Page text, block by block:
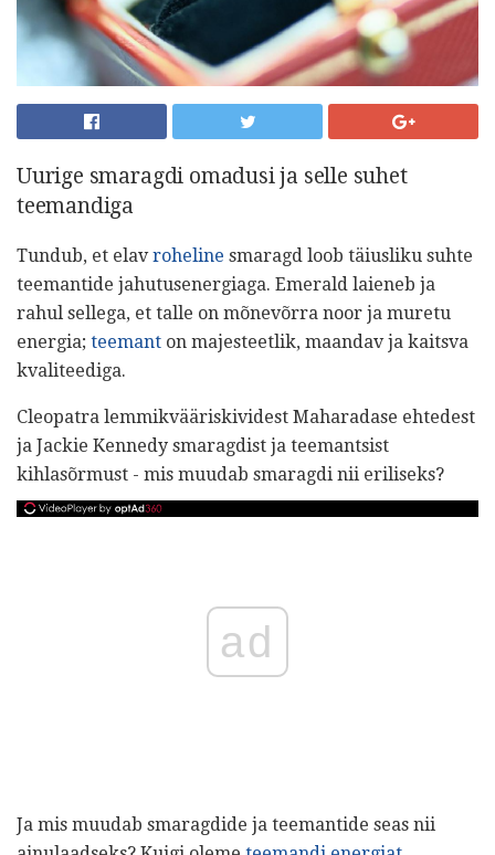
Uurige smaragdi omadusi ja selle suhet
teemandiga
Tundub, et elavroheline smaragd loob täiusliku suhte
teemantide jahutusenergiaga. Emerald laieneb ja
rahul sellega, et talle on mõnevõrra noor ja muretu
energia; teemant on majesteetlik, maandav ja kaitsva
kvaliteediga.
Cleopatra lemmikvääriskividest Maharadase ehtedest
ja Jackie Kennedy smaragdist ja teemantsist
kihlasõrmust - mis muudab smaragdi nii eriliseks?
ad
Ja mis muudab smaragdide ja teemantide seas nii